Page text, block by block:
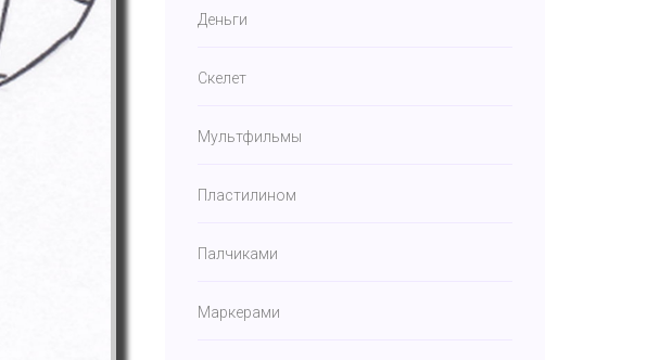
Деньги
Скелет
Мультфильмы
Пластилином
Палчиками
Маркерами